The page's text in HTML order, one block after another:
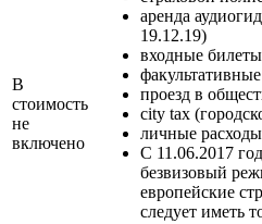
В
стоимость
не
включено
аренда
19.12.19)
входные
проезд в
city tax
личные
С 11.06.2017
безвизовый
европейские
следует иметь